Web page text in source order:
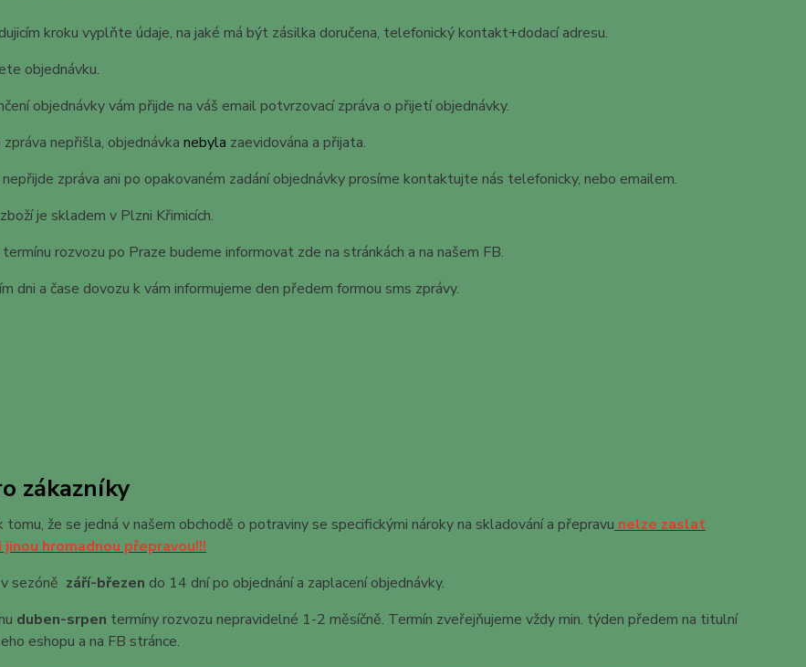
kroku vyplňte údaje, na jaké má být zásilka doručena, telefonický kontakt+dodací adresu.
objednávku.
objednávky vám přijde na váš email potvrzovací zpráva o přijetí objednávky.
nepřišla, objednávka nebyla zaevidována a přijata.
zpráva ani po opakovaném zadání objednávky prosíme kontaktujte nás telefonicky, nebo emailem.
je skladem v Plzni Křimicích.
rozvozu po Praze budeme informovat zde na stránkách a na našem FB.
dni a čase dovozu k vám informujeme den předem formou sms zprávy.
zákazníky
tomu, že se jedná v našem obchodě o potraviny se specifickými nároky na skladování a přepravu nelze zaslat
hromadnou přepravou!!!
sezóně září-březen do 14 dní po objednání a zaplacení objednávky.
duben-srpen termíny rozvozu nepravidelné 1-2 měsíčně. Termín zveřejňujeme vždy min. týden předem na titulní
eshopu a na FB stránce.